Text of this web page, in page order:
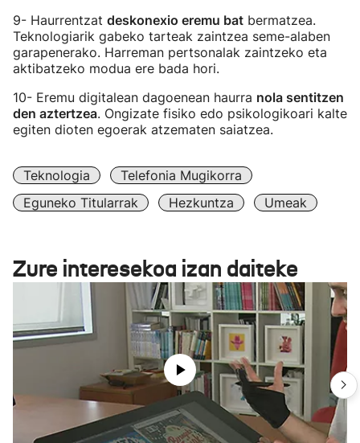
9- Haurrentzat deskonexio eremu bat bermatzea.
Teknologiarik gabeko tarteak zaintzea seme-alaben
garapenerako. Harreman pertsonalak zaintzeko eta
aktibatzeko modua ere bada hori.
10- Eremu digitalean dagoenean haurra nola sentitzen
den aztertzea. Ongizate fisiko edo psikologikoari kalte
egiten dioten egoerak atzematen saiatzea.
Teknologia
Telefonia Mugikorra
Eguneko Titularrak
Hezkuntza Umeak
Zure interesekoa izan daiteke